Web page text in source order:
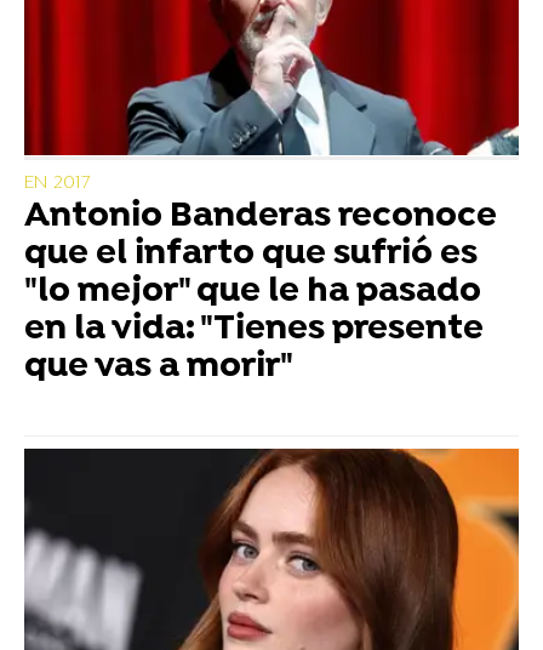
EN 2017
Antonio Banderas reconoce
que el infarto que sufrió es
"lo mejor" que le ha pasado
en la vida: "Tienes presente
que vas a morir"